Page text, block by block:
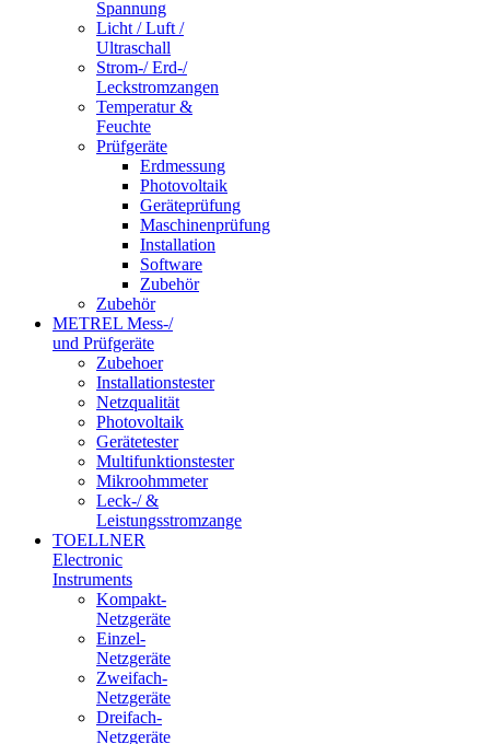
Spannung
Licht / Luft /
Ultraschall
Strom-/ Erd-/
Leckstromzangen
Temperatur &
Feuchte
Prüfgeräte
Erdmessung
Photovoltaik
Geräteprüfung
Maschinenprüfung
Installation
Software
Zubehör
Zubehör
METREL Mess-/
und Prüfgeräte
Zubehoer
Installationstester
Netzqualität
Photovoltaik
Gerätetester
Multifunktionstester
Mikroohmmeter
Leck-/ &
Leistungsstromzange
TOELLNER
Electronic
Instruments
Kompakt-
Netzgeräte
Einzel-
Netzgeräte
Zweifach-
Netzgeräte
Dreifach-
Netzgeräte